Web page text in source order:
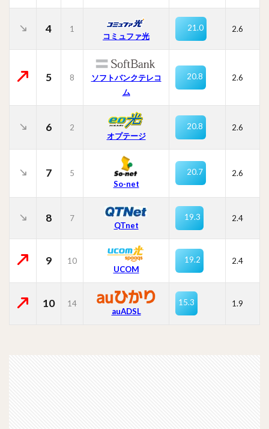
4 1
コミュファ光
21.0 2.6
5 8
ソフトバンクテレコ
ム
20.8 2.6
6
2
オプテージ
20.8 2.6
7
5
So-net
20.7 2.6
8 7
QTnet
19.3 2.4
9
10
UCOM
19.2 2.4
10
14
auADSL
15.3 1.9